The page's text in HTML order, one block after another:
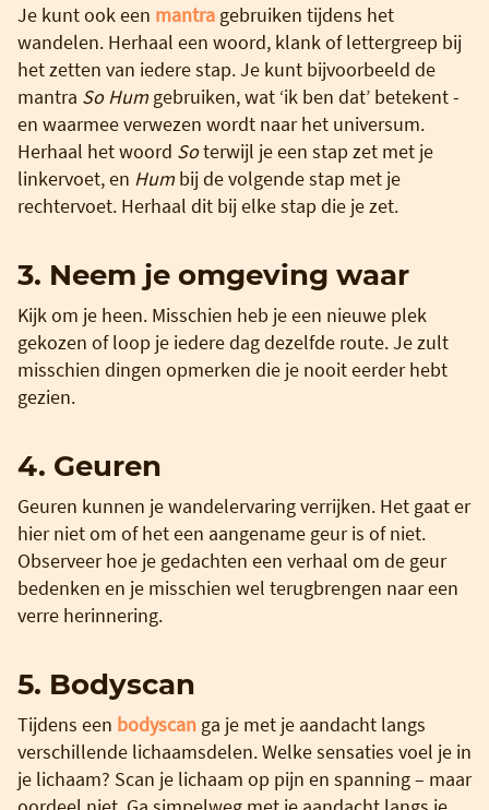
Je kunt ook een mantra gebruiken tijdens het
wandelen. Herhaal een woord, klank of lettergreep bij
het zetten van iedere stap. Je kunt bijvoorbeeld de
mantra So Hum gebruiken, wat ‘ik ben dat’ betekent ­
en waarmee verwezen wordt naar het universum.
Herhaal het woord Soterwijl je een stap zet met je
linkervoet, en Hum bij de volgende stap met je
rechtervoet. Herhaal dit bij elke stap die je zet.
3. Neem je omgeving waar
Kijk om je heen. Misschien heb je een nieuwe plek
gekozen of loop je iedere dag dezelfde route. Je zult
misschien dingen opmerken die je nooit eerder hebt
gezien.
4. Geuren
Geuren kunnen je wandelervaring verrijken. Het gaat er
hier niet om of het een aangename geur is of niet.
Observeer hoe je gedachten een verhaal om de geur
bedenken en je misschien wel terugbrengen naar een
verre herinnering.
5. Bodyscan
Tijdens een bodyscan ga je met je aandacht langs
verschillende lichaamsdelen. Welke sensaties voel je in
je lichaam? Scan je lichaam op pijn en spanning – maar